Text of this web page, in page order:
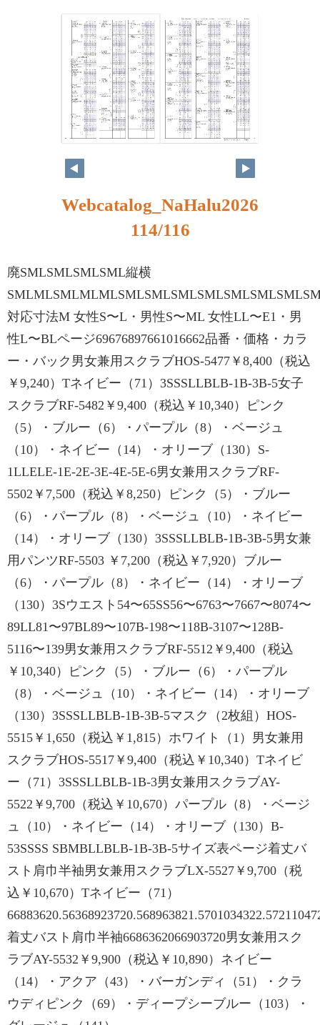
Webcatalog_NaHalu2026
114/116
廃SMLSMLSMLSML縦横
対応寸法M 女性S〜L・男性S〜ML 女性LL〜E1・男
性L〜BLページ69676897661016662品番・価格・カラ
ー・バック男女兼用スクラブHOS-5477￥8,400（税込
￥9,240）Tネイビー（71）3SSSLLBLB-1B-3B-5女子
スクラブRF-5482￥9,400（税込￥10,340）ピンク
（5）・ブルー（6）・パープル（8）・ベージュ
（10）・ネイビー（14）・オリーブ（130）S-
1LLELE-1E-2E-3E-4E-5E-6男女兼用スクラブRF-
5502￥7,500（税込￥8,250）ピンク（5）・ブルー
（6）・パープル（8）・ベージュ（10）・ネイビー
（14）・オリーブ（130）3SSSLLBLB-1B-3B-5男女兼
用パンツRF-5503 ￥7,200（税込￥7,920）ブルー
（6）・パープル（8）・ネイビー（14）・オリーブ
（130）3Sウエスト54〜65SS56〜6763〜7667〜8074〜
89LL81〜97BL89〜107B-198〜118B-3107〜128B-
5116〜139男女兼用スクラブRF-5512￥9,400（税込
￥10,340）ピンク（5）・ブルー（6）・パープル
（8）・ベージュ（10）・ネイビー（14）・オリーブ
（130）3SSSLLBLB-1B-3B-5マスク（2枚組）HOS-
5515￥1,650（税込￥1,815）ホワイト（1）男女兼用
スクラブHOS-5517￥9,400（税込￥10,340）Tネイビ
ー（71）3SSSLLBLB-1B-3男女兼用スクラブAY-
5522￥9,700（税込￥10,670）パープル（8）・ベージ
ュ（10）・ネイビー（14）・オリーブ（130）B-
53SSSS SBMBLLBLB-1B-3B-5サイズ表ページ着丈バ
スト肩巾半袖男女兼用スクラブLX-5527￥9,700（税
込￥10,670）Tネイビー（71）
着丈バスト肩巾半袖6686362066903720男女兼用スク
ラブAY-5532￥9,900（税込￥10,890）ネイビー
（14）・アクア（43）・バーガンディ（51）・クラ
ウディピンク（69）・ディープシーブルー（103）・